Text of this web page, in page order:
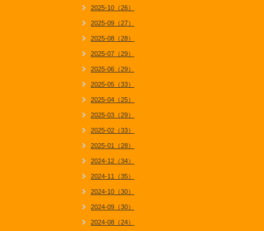
2025-10（26）
2025-09（27）
2025-08（28）
2025-07（29）
2025-06（29）
2025-05（33）
2025-04（25）
2025-03（29）
2025-02（33）
2025-01（28）
2024-12（34）
2024-11（35）
2024-10（30）
2024-09（30）
2024-08（24）